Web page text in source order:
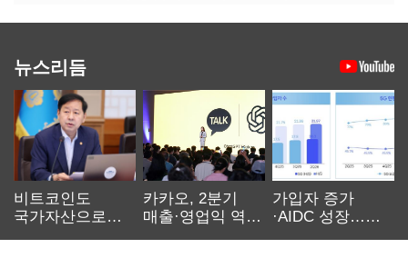
뉴스리듬
비트코인도
국가자산으로…'
카카오, 2분기
매출·영업익 역대
가입자 증가
·AIDC 성장…